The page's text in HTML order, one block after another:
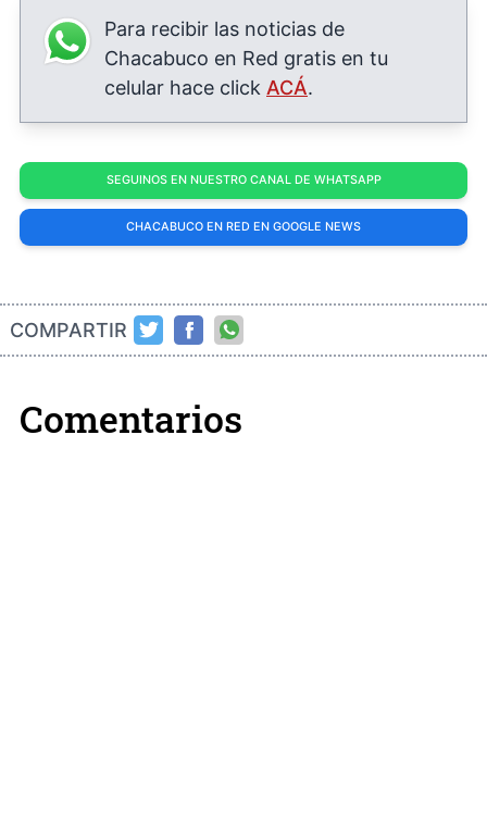
Para recibir las noticias de
Chacabuco en Red gratis en tu
celular hace click ACÁ.
SEGUINOS EN NUESTRO CANAL DE WHATSAPP
CHACABUCO EN RED EN GOOGLE NEWS
COMPARTIR
Comentarios